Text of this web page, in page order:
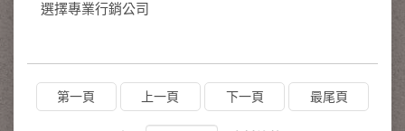
選擇專業行銷公司
第一頁 上一頁 下一頁 最尾頁